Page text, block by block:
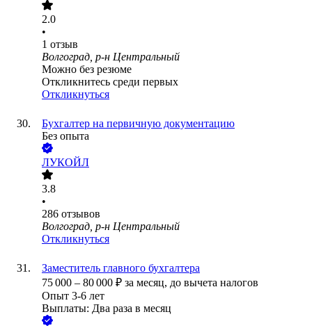
2.0
•
1 отзыв
Волгоград, р-н Центральный
Можно без резюме
Откликнитесь среди первых
Откликнуться
Бухгалтер на первичную документацию
Без опыта
ЛУКОЙЛ
3.8
•
286 отзывов
Волгоград, р-н Центральный
Откликнуться
Заместитель главного бухгалтера
75 000 – 80 000 ₽ за месяц, до вычета налогов
Опыт 3-6 лет
Выплаты: Два раза в месяц